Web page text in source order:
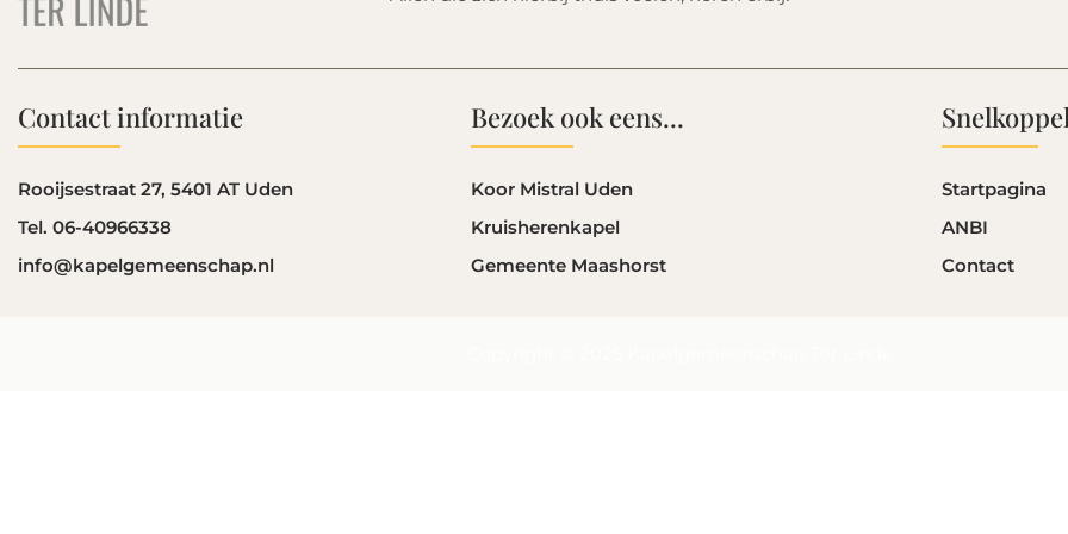
Contact informatie
Rooijsestraat 27, 5401 AT Uden
Tel. 06-40966338
info@kapelgemeenschap.nl
Bezoek ook eens...
Koor Mistral Uden
Kruisherenkapel
Gemeente Maashorst
Startpagina
ANBI
Contact